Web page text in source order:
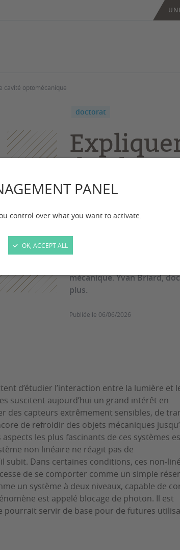
PANEL
control over what you want to activate.
OK, ACCEPT ALL
cavité optomécanique
doctorat
de
Les systèmes de cavité
l’interaction entre la
mécanique. Yvan Briard,
plus.
Publiée le 06/06/2026
d’étudier l’interaction entre la lumière et
suscitent aujourd’hui un grand intérêt en
des capteurs extrêmement sensibles, de
de refroidir des objets mécaniques
les plus fascinants de ces systèmes
non linéaire ne réagit pas de
Dans certaines conditions, ces non-
de se comporter comme un simple
un système à deux niveaux, capable de
est appelé blocage de photon. Il est
servir de base pour de futures